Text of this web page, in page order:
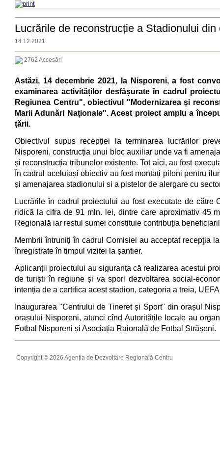
Lucrările de reconstrucție a Stadionului
14.12.2021
2762 Accesări
Astăzi, 14 decembrie 2021, la Nisporeni, a fost
examinarea activităților desfășurate în cadrul
Regiunea Centru", obiectivul "Modernizarea și
Marii Adunări Naționale". Acest proiect amplu a
ţării.
Obiectivul supus recepției la terminarea lucrărilor
Nisporeni, construcția unui bloc auxiliar unde va fi
și reconstrucția tribunelor existente. Tot aici, au fost
În cadrul aceluiași obiectiv au fost montați piloni pentru
și amenajarea stadionului si a pistelor de alergare cu
Lucrările în cadrul proiectului au fost executate de
ridică la cifra de 91 mln. lei, dintre care aproximativ 45
Regională iar restul sumei constituie contribuția
Membrii întruniți în cadrul Comisiei au acceptat recepţia
înregistrate în timpul vizitei la șantier.
Aplicanții proiectului au siguranța că realizarea acestui
de turiști în regiune și va spori dezvoltarea social-
intenția de a certifica acest stadion, categoria a treia,
Inaugurarea "Centrului de Tineret și Sport" din orașul
orașului Nisporeni, atunci cînd Autoritățile locale au
Fotbal Nisporeni și Asociația Raională de Fotbal Strășeni.
Copyright © 2026 Agenția de Dezvoltare Regională Centru